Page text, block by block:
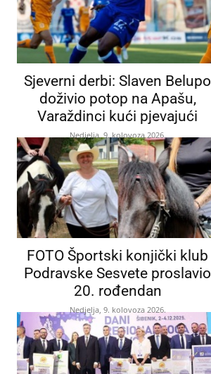
Sjeverni derbi: Slaven Belupo
doživio potop na Apašu,
Varaždinci kući pjevajući
Nedjelja, 9. kolovoza 2026.
FOTO Športski konjički klub
Podravske Sesvete proslavio
20. rođendan
Nedjelja, 9. kolovoza 2026.